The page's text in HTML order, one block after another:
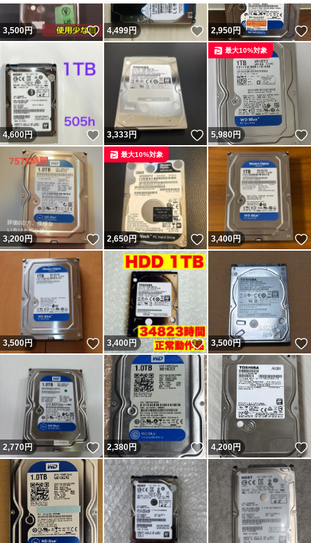
3,500円 いいね！
4,499円 いいね！
2,950円
4,600円 いいね！
3,333円 いいね！
5,980円
最大10%対象
3,200円 いいね！
2,650円 いいね！
最大10%対象
3,400円
3,500円 いいね！
3,400円 いいね！
3,500円
2,770円 いいね！
2,380円 いいね！
4,200円